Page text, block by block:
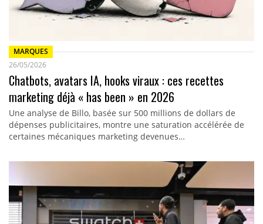
MARQUES
26/05/2026
Chatbots, avatars IA, hooks viraux : ces recettes
marketing déjà « has been » en 2026
Une analyse de Billo, basée sur 500 millions de dollars de
dépenses publicitaires, montre une saturation accélérée de
certaines mécaniques marketing devenues…